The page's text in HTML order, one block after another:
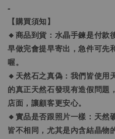
-
【購買須知】
🔸商品到貨：水晶手鍊是付款
早做完會提早寄出，急件可先
喔。
🔸天然石之真偽：我們皆使用
的真正天然石發現有造假問題
店面，讓顧客更安心。
🔸實品是否跟照片一樣：天然
皆不相同，尤其是內含結晶物